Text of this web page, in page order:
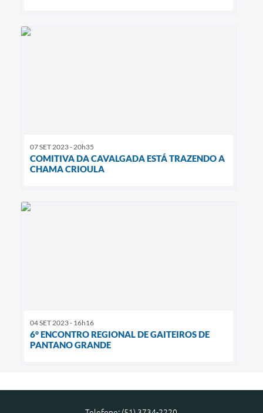
07 SET 2023 - 20h35
COMITIVA DA CAVALGADA ESTÁ TRAZENDO A
CHAMA CRIOULA
04 SET 2023 - 16h16
6° ENCONTRO REGIONAL DE GAITEIROS DE
PANTANO GRANDE